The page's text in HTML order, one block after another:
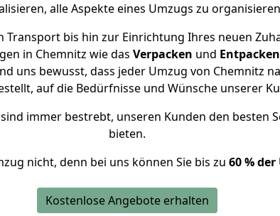
alle Aspekte eines Umzugs zu
Transport bis hin zur Einrichtung Ihres neuen
in Chemnitz wie das Verpacken und Entpacken
uns bewusst, dass jeder Umzug von Chemnitz
auf die Bedürfnisse und Wünsche unserer
immer bestrebt, unseren Kunden den besten
bieten.
nicht, denn bei uns können Sie bis zu 60 %
Kostenlose Angebote erhalten